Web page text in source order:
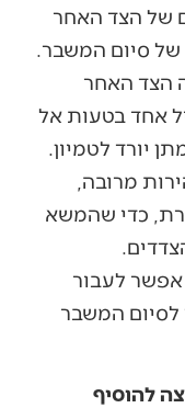
של הצד האחר
סיום המשבר.
הצד האחר
אחד בטעות אל
יורד לטמיון.
מרובה,
כדי שהמשא
לעבור
לסיום המשבר
להוסיף